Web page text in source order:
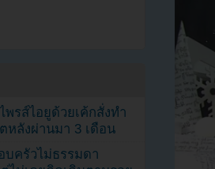
รส์ไอยูด้วยเค้กสั่งทำ
หลังผ่านมา 3 เดือน
บครัวไม่ธรรมดา